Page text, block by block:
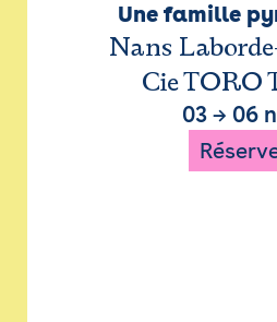
Une famille
Nans
Cie TORO
03 → 06